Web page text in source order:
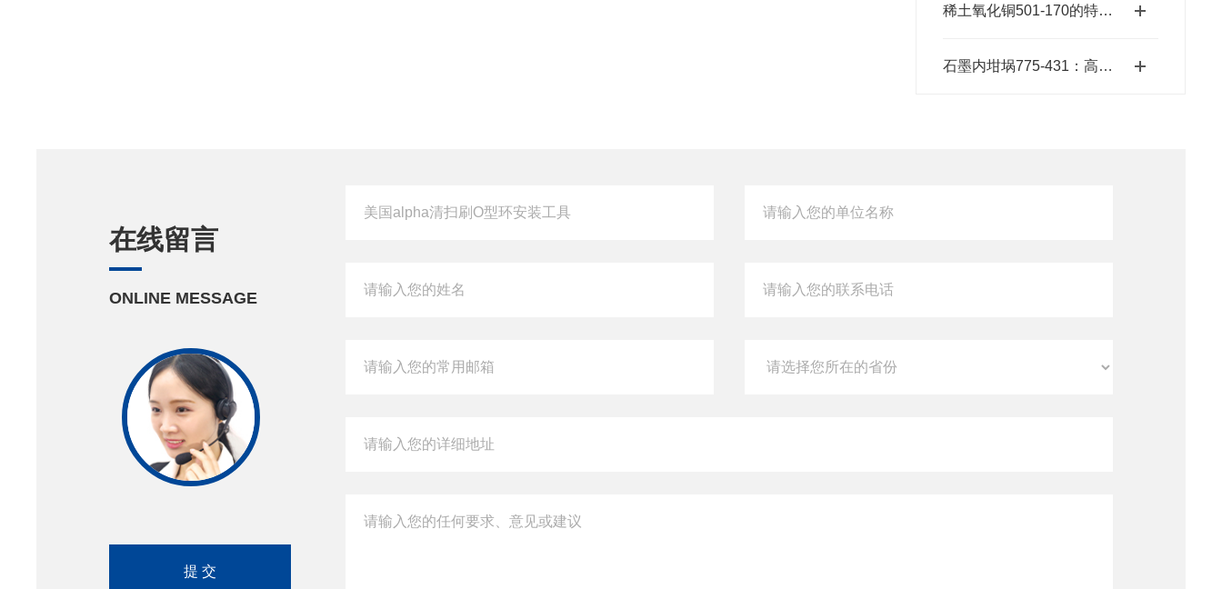
稀土氧化铜501-170的特性和应用前景
石墨内坩埚775-431：高温熔炼的坚实卫士
在线留言
ONLINE MESSAGE